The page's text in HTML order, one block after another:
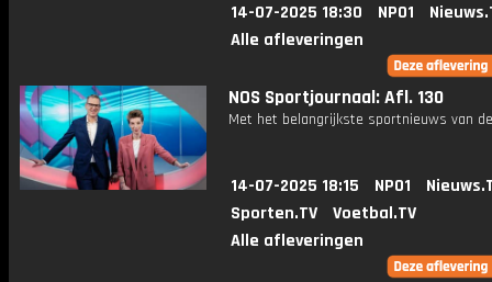
14-07-2025 18:30 NPO1
Alle afleveringen
NOS Sportjournaal: Afl. 130
Met het belangrijkste sportnieuws van
14-07-2025 18:15 NPO1
Sporten.TV
Voetbal.TV
Alle afleveringen